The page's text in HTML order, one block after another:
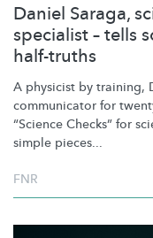
Daniel Saraga,
specialist – tells
half-truths
A physicist by training,
communicator for
“Science Checks” for
simple pieces...
FNR